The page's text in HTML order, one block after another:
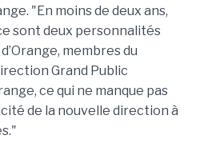
" En moins de deux ans,
sont deux personnalités
membres du
Grand Public
ce qui ne manque pas
de la nouvelle direction à